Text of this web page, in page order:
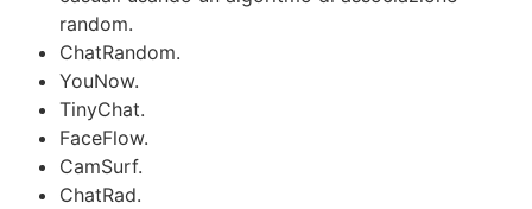
random.
ChatRandom.
YouNow.
TinyChat.
FaceFlow.
CamSurf.
ChatRad.